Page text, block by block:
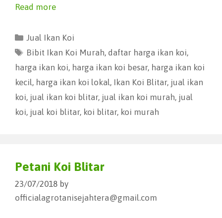
Read more
Jual Ikan Koi
Bibit Ikan Koi Murah, daftar harga ikan koi,
harga ikan koi, harga ikan koi besar, harga ikan koi
kecil, harga ikan koi lokal, Ikan Koi Blitar, jual ikan
koi, jual ikan koi blitar, jual ikan koi murah, jual
koi, jual koi blitar, koi blitar, koi murah
Petani Koi Blitar
23/07/2018 by
officialagrotanisejahtera@gmail.com